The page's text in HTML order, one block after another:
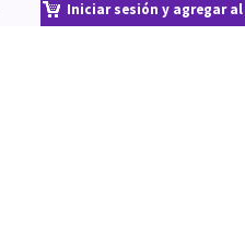
Iniciar sesión y agregar